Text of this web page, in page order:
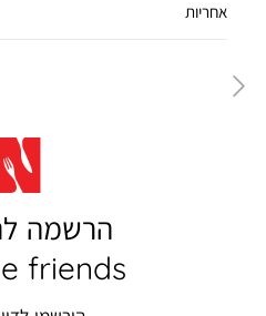
אחריות
הרשמה
friends